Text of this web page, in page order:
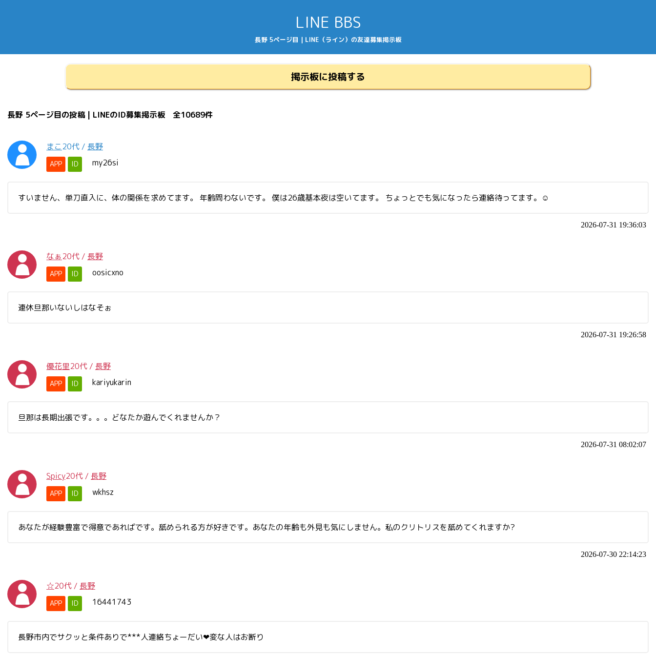
LINE BBS
長野 5ページ目 | LINE（ライン）の友達募集掲示板
掲示板に投稿する
長野 5ページ目の投稿 | LINEのID募集掲示板 全10689件
まこ20代 / 長野
APP ID my26si
すいません、単刀直入に、体の関係を求めてます。 年齢問わないです。 僕は26歳基本夜は空いてます。 ちょっとでも気になったら連絡待ってます。☺︎
2026-07-31 19:36:03
なぁ20代 / 長野
APP ID oosicxno
連休旦那いないしはなそぉ
2026-07-31 19:26:58
優花里20代 / 長野
APP ID kariyukarin
旦那は長期出張です。。。どなたか遊んでくれませんか？
2026-07-31 08:02:07
Spicy20代 / 長野
APP ID wkhsz
あなたが経験豊富で得意であればです。舐められる方が好きです。あなたの年齢も外見も気にしません。私のクリトリスを舐めてくれますか?
2026-07-30 22:14:23
☆20代 / 長野
APP ID 16441743
長野市内でサクッと条件ありで***人連絡ちょーだい❤変な人はお断り